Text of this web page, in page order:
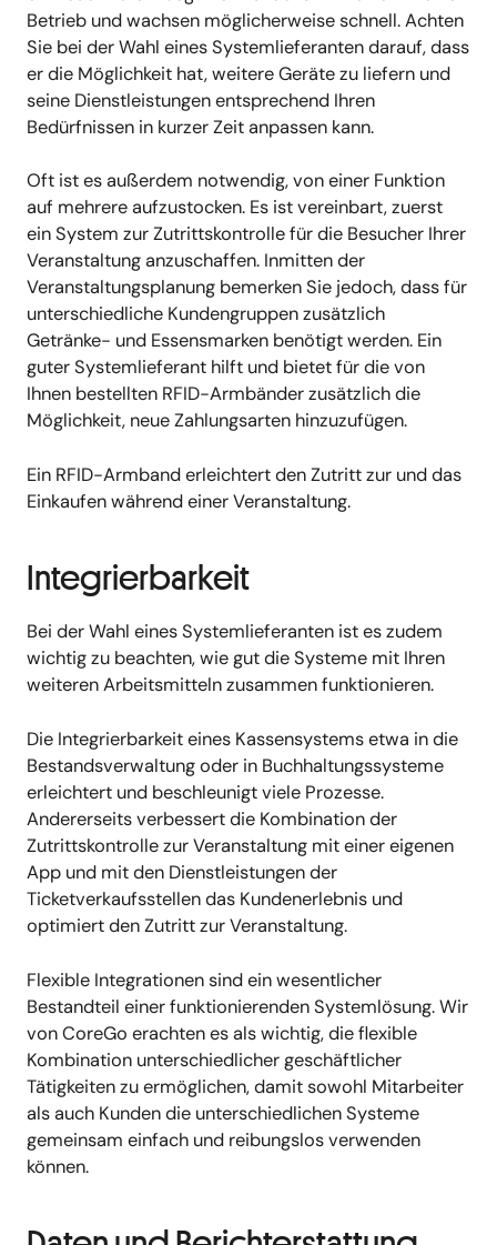
Betrieb und wachsen möglicherweise schnell. Achten
Sie bei der Wahl eines Systemlieferanten darauf, dass
er die Möglichkeit hat, weitere Geräte zu liefern und
seine Dienstleistungen entsprechend Ihren
Bedürfnissen in kurzer Zeit anpassen kann.
Oft ist es außerdem notwendig, von einer Funktion
auf mehrere aufzustocken. Es ist vereinbart, zuerst
ein System zur Zutrittskontrolle für die Besucher Ihrer
Veranstaltung anzuschaffen. Inmitten der
Veranstaltungsplanung bemerken Sie jedoch, dass für
unterschiedliche Kundengruppen zusätzlich
Getränke- und Essensmarken benötigt werden. Ein
guter Systemlieferant hilft und bietet für die von
Ihnen bestellten RFID-Armbänder zusätzlich die
Möglichkeit, neue Zahlungsarten hinzuzufügen.
Ein RFID-Armband erleichtert den Zutritt zur und das
Einkaufen während einer Veranstaltung.
Integrierbarkeit
Bei der Wahl eines Systemlieferanten ist es zudem
wichtig zu beachten, wie gut die Systeme mit Ihren
weiteren Arbeitsmitteln zusammen funktionieren.
Die Integrierbarkeit eines Kassensystems etwa in die
Bestandsverwaltung oder in Buchhaltungssysteme
erleichtert und beschleunigt viele Prozesse.
Andererseits verbessert die Kombination der
Zutrittskontrolle zur Veranstaltung mit einer eigenen
App und mit den Dienstleistungen der
Ticketverkaufsstellen das Kundenerlebnis und
optimiert den Zutritt zur Veranstaltung.
Flexible Integrationen sind ein wesentlicher
Bestandteil einer funktionierenden Systemlösung. Wir
von CoreGo erachten es als wichtig, die flexible
Kombination unterschiedlicher geschäftlicher
Tätigkeiten zu ermöglichen, damit sowohl Mitarbeiter
als auch Kunden die unterschiedlichen Systeme
gemeinsam einfach und reibungslos verwenden
können.